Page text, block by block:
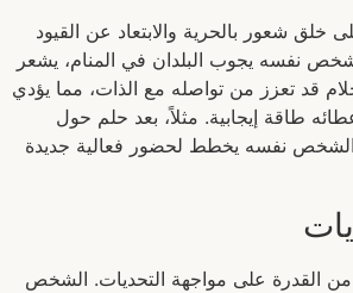
خلق شعور بالحرية والابتعاد عن القيود
نفسه يجوب البلدان في المنام، يشعر
قد تعزز من تواصله مع الذات، مما يؤدي
طاقة إيجابية. مثلاً، بعد حلم حول
الشخص نفسه يخطط لحضور فعالية جديدة
القدرة على مواجهة التحديات. الشخص